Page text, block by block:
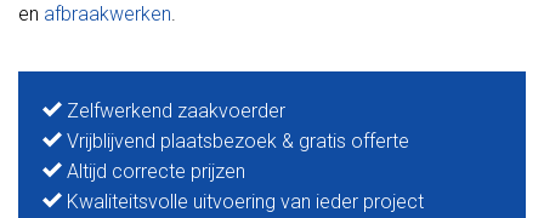
en afbraakwerken
Zelfwerkend zaakvoerder
Vrijblijvend plaatsbezoek & gratis offerte
Altijd correcte prijzen
Kwaliteitsvolle uitvoering van ieder project